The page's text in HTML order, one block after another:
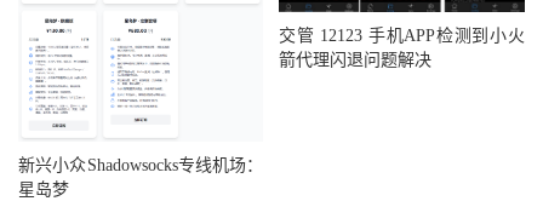
新兴小众Shadowsocks专线机场：
星岛梦
交管 12123 手机APP检测到小火
箭代理闪退问题解决